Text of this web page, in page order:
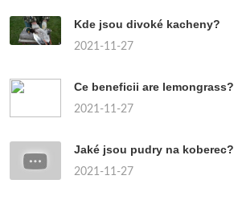
Kde jsou divoké kacheny?
2021-11-27
Ce beneficii are lemongrass?
2021-11-27
Jaké jsou pudry na koberec?
2021-11-27